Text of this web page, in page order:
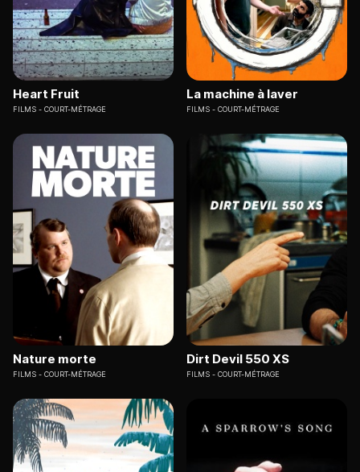
Heart Fruit
FILMS COURT-MÉTRAGE
La machine à laver
FILMS COURT-MÉTRAGE
Nature morte
FILMS COURT-MÉTRAGE
Dirt Devil 550 XS
FILMS COURT-MÉTRAGE